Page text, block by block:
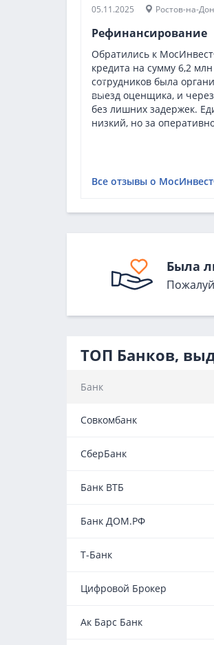
05.11.2025 Ростов-на-
Рефинансирование
Обратились к
кредита на сумму 6,2
сотрудников была
выезд оценщика, и
без лишних задержек.
низкий, но за
Все отзывы о
Была
ТОП Банков,
Банк
Совкомбанк
СберБанк
Банк ВТБ
Банк ДОМ.РФ
Т-Банк
Цифровой Брокер
Ак Барс Банк